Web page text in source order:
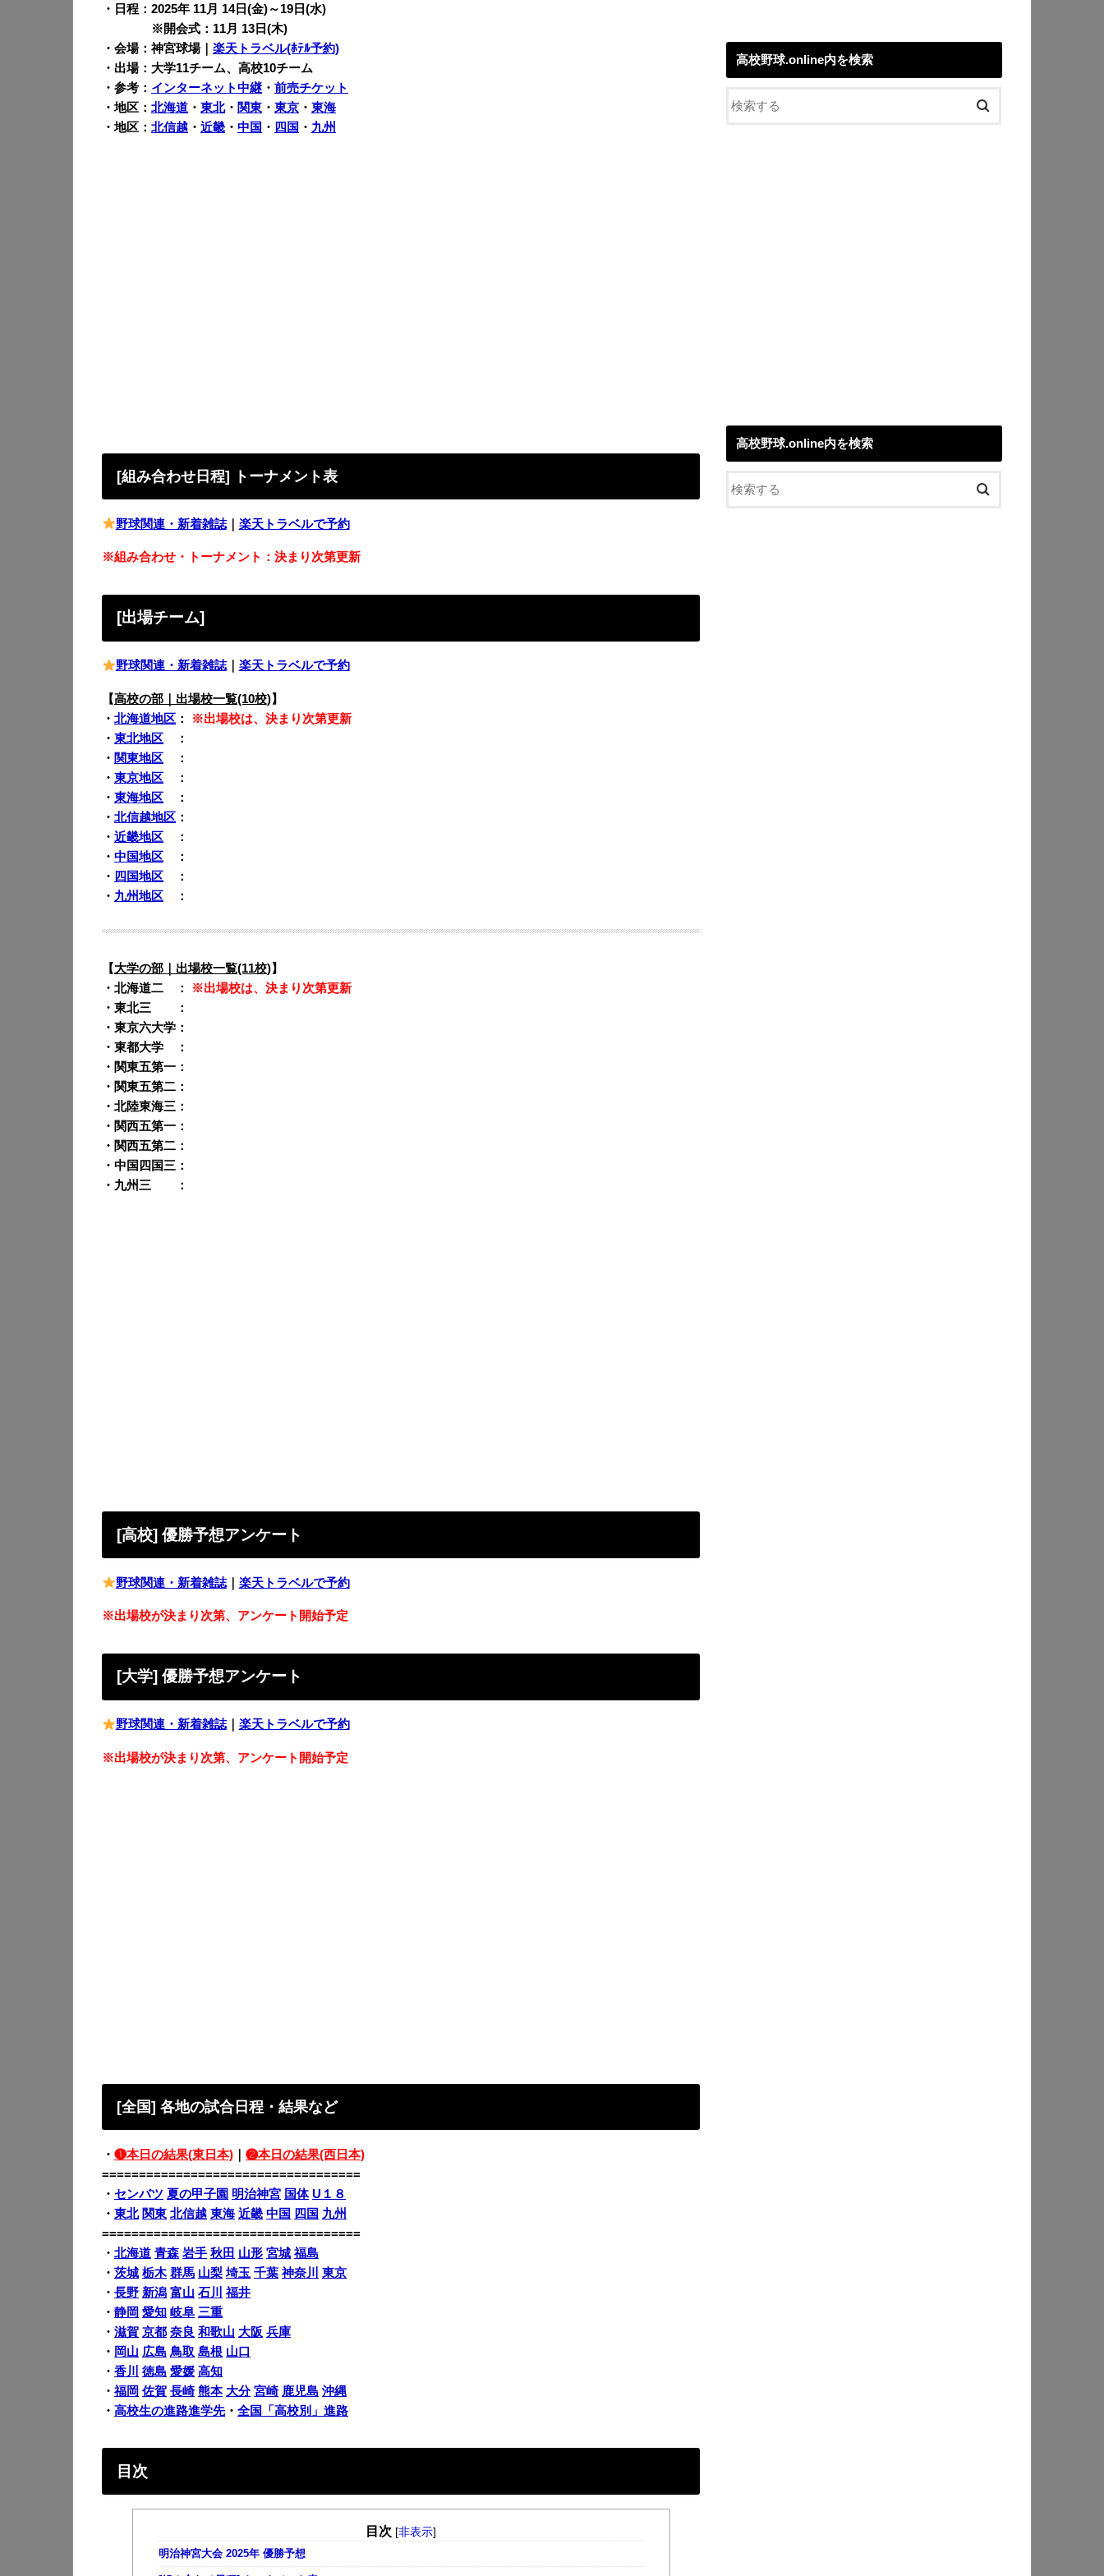
・日程：2025年 11月 14日(金)～19日(水)
※開会式：11月 13日(木)
・会場：神宮球場｜ 楽天トラベル(ﾎﾃﾙ予約)
・出場：大学11チーム、高校10チーム
・参考： インターネット中継 ・ 前売チケット
・地区： 北海道 ・ 東北・ 関東 ・ 東京 ・ 東海
・地区： 北信越 ・ 近畿 ・ 中国 ・ 四国 ・ 九州
[組み合わせ日程] トーナメント表
野球関連・新着雑誌｜ 楽天トラベルで予約
※組み合わせ・トーナメント：決まり次第更新
[出場チーム]
野球関連・新着雑誌｜ 楽天トラベルで予約
【高校の部｜出場校一覧(10校)】
・ 北海道地区 ：
※出場校は、決まり次第更新
・ 東北地区 ：
・ 関東地区 ：
・ 東京地区 ：
・ 東海地区 ：
・ 北信越地区 ：
・ 近畿地区 ：
・ 中国地区 ：
・ 四国地区 ：
・ 九州地区 ：
【大学の部｜出場校一覧(11校)】
・北海道二 ：
※出場校は、決まり次第更新
・東北三 ：
・東京六大学：
・東都大学 ：
・関東五第一：
・関東五第二：
・北陸東海三：
・関西五第一：
・関西五第二：
・中国四国三：
・九州三 ：
[高校] 優勝予想アンケート
野球関連・新着雑誌｜ 楽天トラベルで予約
※出場校が決まり次第、アンケート開始予定
[大学] 優勝予想アンケート
野球関連・新着雑誌｜ 楽天トラベルで予約
※出場校が決まり次第、アンケート開始予定
[全国] 各地の試合日程・結果など
・ ❶本日の結果(東日本)
❷本日の結果(西日本)
===================================
・ センバツ 夏の甲子園 明治神宮 国体 U１８
・ 東北 関東 北信越 東海 近畿 中国 四国 九州
===================================
・ 北海道 青森 岩手 秋田 山形 宮城 福島
・ 茨城 栃木 群馬 山梨 埼玉 千葉 神奈川
東京
・ 長野 新潟 富山 石川
福井
・ 静岡 愛知 岐阜 三重
・ 滋賀 京都 奈良 和歌山 大阪 兵庫
・ 岡山 広島 鳥取 島根 山口
・ 香川 徳島 愛媛 高知
・ 福岡 佐賀 長崎 熊本 大分 宮崎 鹿児島 沖縄
・ 高校生の進路進学先・ 全国「高校別」進路
目次
目次 [非表示]
明治神宮大会 2025年 優勝予想
高校野球.online内を検索
高校野球.online内を検索